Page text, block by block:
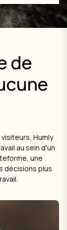
de
Humly
au sein d'un
une
décisions plus